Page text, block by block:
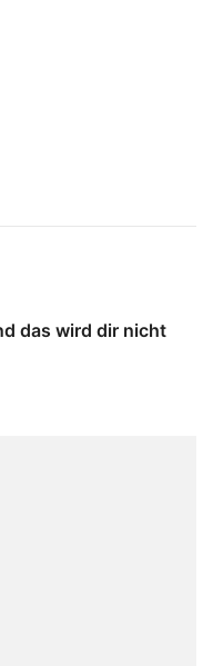
das wird dir nicht